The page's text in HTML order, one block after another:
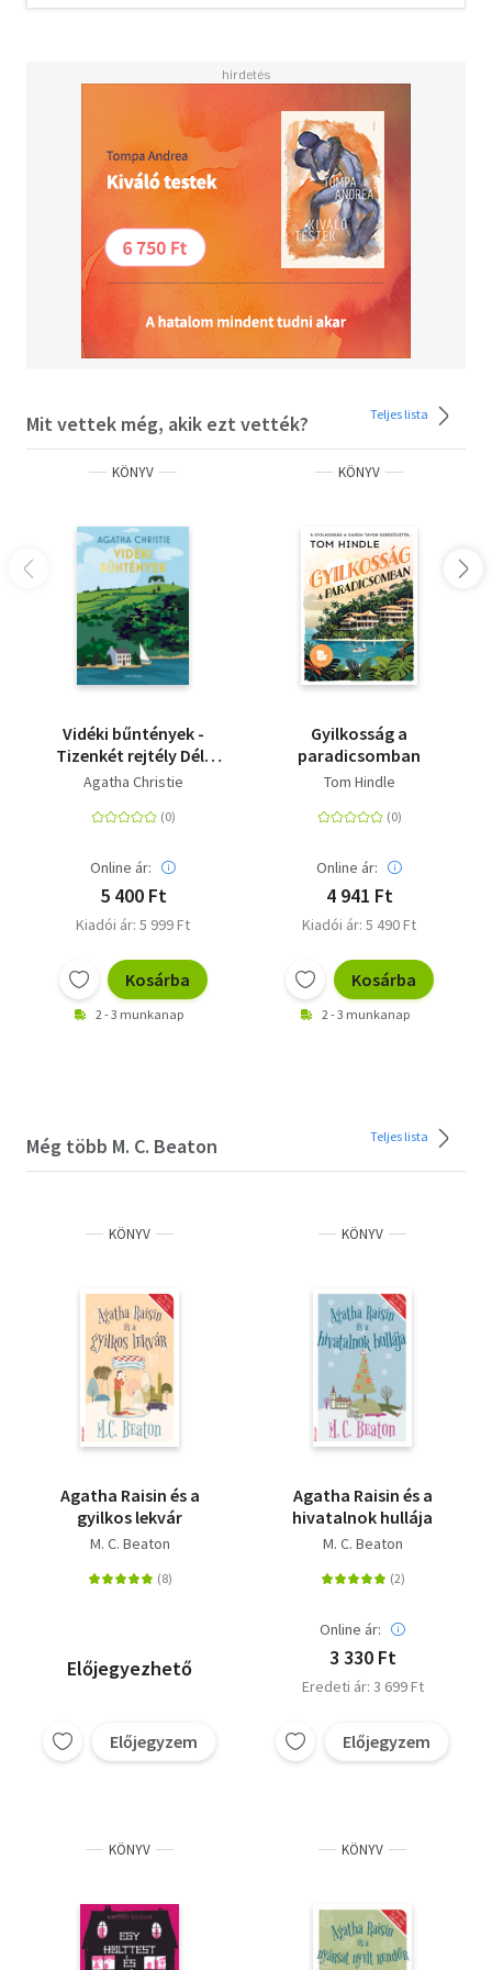
Mit vettek még, akik ezt vették? Teljes lista
KÖNYV
Vidéki bűntények -
Tizenkét rejtély Dél-
Angliából
Agatha Christie
Online ár:
5 400 Ft
Kiadói ár: 5 999 Ft
Kosárba
2 - 3 munkanap
KÖNYV
Gyilkosság a
paradicsomban
Tom Hindle
Online ár:
4 941 Ft
Kiadói ár: 5 490 Ft
Kosárba
2 - 3 munkanap
Még több M. C. Beaton Teljes lista
KÖNYV
Agatha Raisin és a
gyilkos lekvár
M. C. Beaton
Előjegyezhető
Előjegyzem
KÖNYV
Agatha Raisin és a
hivatalnok hullája
M. C. Beaton
Online ár:
3 330 Ft
Eredeti ár: 3 699 Ft
Előjegyzem
KÖNYV KÖNYV